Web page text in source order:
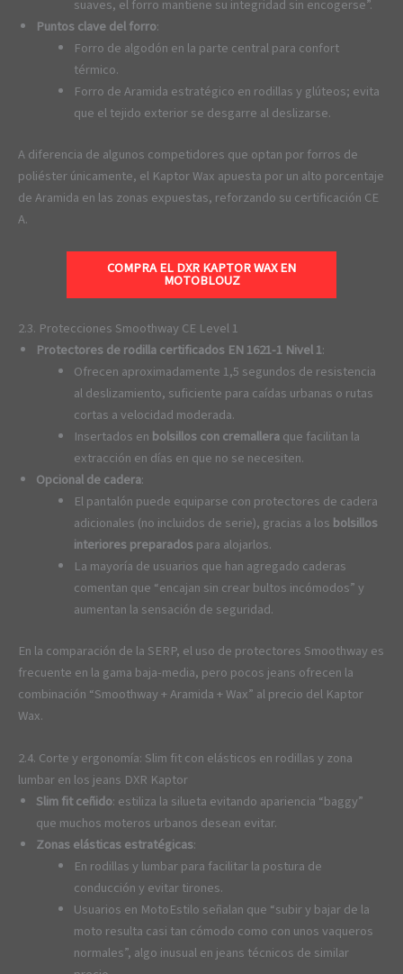
suaves, el forro mantiene su integridad sin encogerse”.
Puntos clave del forro:
Forro de algodón en la parte central para confort
térmico.
Forro de Aramida estratégico en rodillas y glúteos; evita
que el tejido exterior se desgarre al deslizarse.
A diferencia de algunos competidores que optan por forros de
poliéster únicamente, el Kaptor Wax apuesta por un alto porcentaje
de Aramida en las zonas expuestas, reforzando su certificación CE
A.
COMPRA EL DXR KAPTOR WAX EN
MOTOBLOUZ
2.3. Protecciones Smoothway CE Level 1
Protectores de rodilla certificados EN 1621-1 Nivel 1:
Ofrecen aproximadamente 1,5 segundos de resistencia
al deslizamiento, suficiente para caídas urbanas o rutas
cortas a velocidad moderada.
Insertados en bolsillos con cremalleraque facilitan la
extracción en días en que no se necesiten.
Opcional de cadera:
El pantalón puede equiparse con protectores de cadera
adicionales (no incluidos de serie), gracias a los bolsillos
interiores preparadospara alojarlos.
La mayoría de usuarios que han agregado caderas
comentan que “encajan sin crear bultos incómodos” y
aumentan la sensación de seguridad.
En la comparación de la SERP, el uso de protectores Smoothway es
frecuente en la gama baja-media, pero pocos jeans ofrecen la
combinación “Smoothway + Aramida + Wax” al precio del Kaptor
Wax.
2.4. Corte y ergonomía: Slim fit con elásticos en rodillas y zona
lumbar en los jeans DXR Kaptor
Slim fit ceñido: estiliza la silueta evitando apariencia “baggy”
que muchos moteros urbanos desean evitar.
Zonas elásticas estratégicas:
En rodillas y lumbar para facilitar la postura de
conducción y evitar tirones.
Usuarios en MotoEstilo señalan que “subir y bajar de la
moto resulta casi tan cómodo como con unos vaqueros
normales”, algo inusual en jeans técnicos de similar